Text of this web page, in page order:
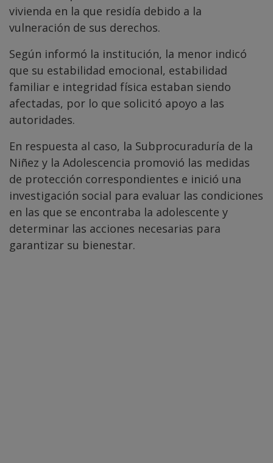
vivienda en la que residía debido a la
vulneración de sus derechos.
Según informó la institución, la menor indicó
que su estabilidad emocional, estabilidad
familiar e integridad física estaban siendo
afectadas, por lo que solicitó apoyo a las
autoridades.
En respuesta al caso, la Subprocuraduría de la
Niñez y la Adolescencia promovió las medidas
de protección correspondientes e inició una
investigación social para evaluar las condiciones
en las que se encontraba la adolescente y
determinar las acciones necesarias para
garantizar su bienestar.